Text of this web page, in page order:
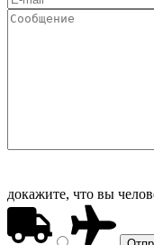
докажите, что вы